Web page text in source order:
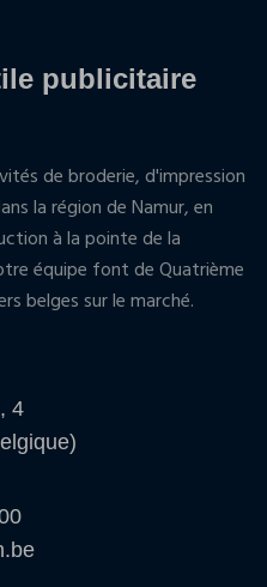
publicitaire
de broderie, d'impression
la région de Namur, en
à la pointe de la
équipe font de Quatrième
belges sur le marché.
4